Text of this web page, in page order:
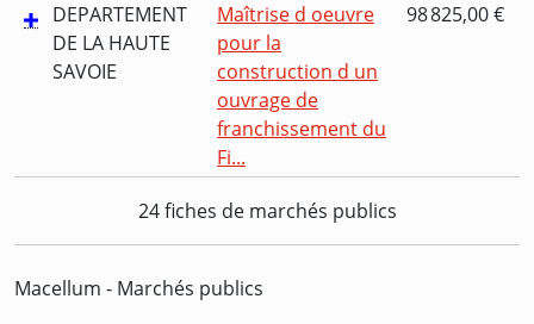
DEPARTEMENT
DE LA HAUTE
SAVOIE
Maîtrise d oeuvre
pour la
construction d un
ouvrage de
franchissement du
Fi...
98 825,00 €
24 fiches de marchés publics
Macellum - Marchés publics